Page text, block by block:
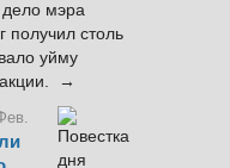
дело мэра
получил столь
уйму
→